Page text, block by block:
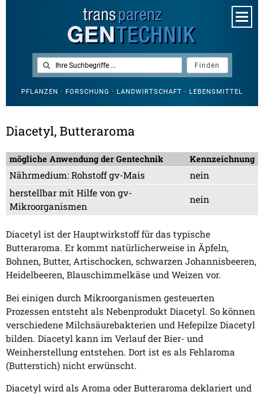
PFLANZEN · FORSCHUNG · LANDWIRTSCHAFT · LEBENSMITTEL
Diacetyl, Butteraroma
mögliche Anwendung der Gentechnik Kennzeichnung
Nährmedium: Rohstoff gv-Mais
nein
herstellbar mit Hilfe von gv-
Mikroorganismen
nein
Diacetyl ist der Hauptwirkstoff für das typische
Butteraroma. Er kommt natürlicherweise in Äpfeln,
Bohnen, Butter, Artischocken, schwarzen Johannisbeeren,
Heidelbeeren, Blauschimmelkäse und Weizen vor.
Bei einigen durch Mikroorganismen gesteuerten
Prozessen entsteht als Nebenprodukt Diacetyl. So können
verschiedene Milchsäurebakterien und Hefepilze Diacetyl
bilden. Diacetyl kann im Verlauf der Bier- und
Weinherstellung entstehen. Dort ist es als Fehlaroma
(Butterstich) nicht erwünscht.
Diacetyl wird als Aroma oder Butteraroma deklariert und